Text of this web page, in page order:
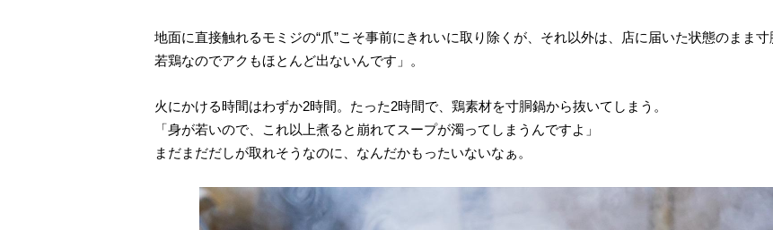
地面に直接触れるモミジの“爪”こそ事前にきれいに取り除くが、それ以外は、店に届いた状態のまま
若鶏なのでアクもほとんど出ないんです」。
火にかける時間はわずか2時間。たった2時間で、鶏素材を寸胴鍋から抜いてしまう。
「身が若いので、これ以上煮ると崩れてスープが濁ってしまうんですよ」
まだまだだしが取れそうなのに、なんだかもったいないなぁ。